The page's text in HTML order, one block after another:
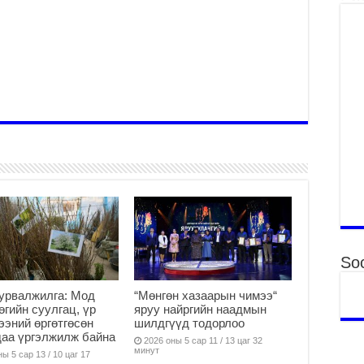
Мод
суулгац, үр
өргөтгөсөн
үргэлжилж байна
5 сар 13 / 10 цаг 17
“Мөнгөн хазаарын чимээ“
яруу найргийн наадмын
шилдгүүд тодорлоо
2026 оны 5 сар 11 / 13 цаг 32
минут